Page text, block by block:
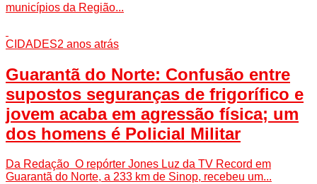
municípios da Região...
CIDADES2 anos atrás
Guarantã do Norte: Confusão entre
supostos seguranças de frigorífico e
jovem acaba em agressão física; um
dos homens é Policial Militar
Da Redação O repórter Jones Luz da TV Record em
Guarantã do Norte, a 233 km de Sinop, recebeu um...